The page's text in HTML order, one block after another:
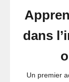
dans
Un premier